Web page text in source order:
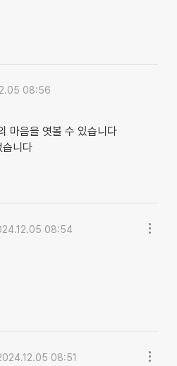
08:56
마음을 엿볼 수 있습니다
니다
08:54
08:51